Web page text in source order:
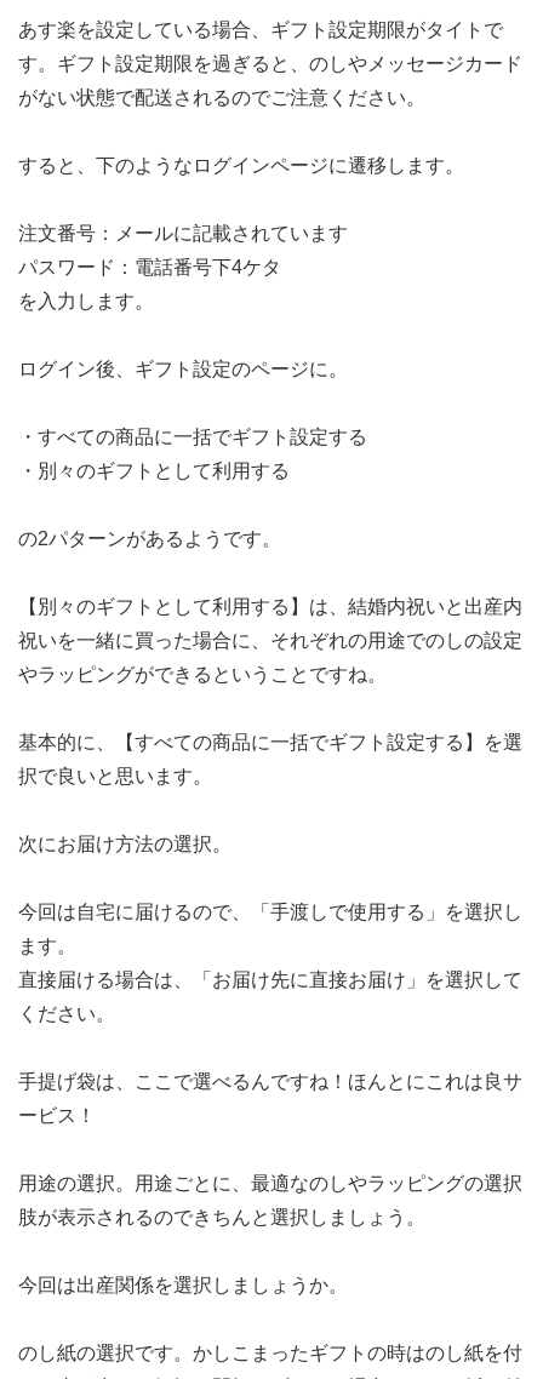
あす楽を設定している場合、ギフト設定期限がタイトで
す。ギフト設定期限を過ぎると、のしやメッセージカード
がない状態で配送されるのでご注意ください。
すると、下のようなログインページに遷移します。
注文番号：メールに記載されています
パスワード：電話番号下4ケタ
を入力します。
ログイン後、ギフト設定のページに。
・すべての商品に一括でギフト設定する
・別々のギフトとして利用する
の2パターンがあるようです。
【別々のギフトとして利用する】は、結婚内祝いと出産内
祝いを一緒に買った場合に、それぞれの用途でのしの設定
やラッピングができるということですね。
基本的に、【すべての商品に一括でギフト設定する】を選
択で良いと思います。
次にお届け方法の選択。
今回は自宅に届けるので、「手渡しで使用する」を選択し
ます。
直接届ける場合は、「お届け先に直接お届け」を選択して
ください。
手提げ袋は、ここで選べるんですね！ほんとにこれは良サ
ービス！
用途の選択。用途ごとに、最適なのしやラッピングの選択
肢が表示されるのできちんと選択しましょう。
今回は出産関係を選択しましょうか。
のし紙の選択です。かしこまったギフトの時はのし紙を付